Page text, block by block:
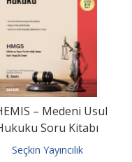
– Medeni Usul
Soru Kitabı
Seçkin Yayıncılık